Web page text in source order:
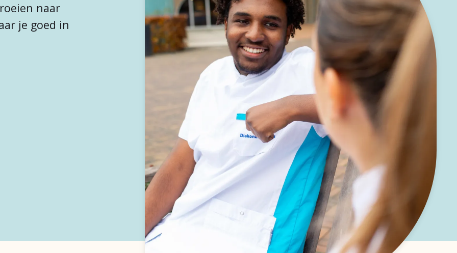
naar
je goed in